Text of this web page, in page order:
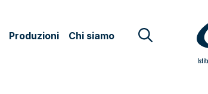
Produzioni Chi siamo